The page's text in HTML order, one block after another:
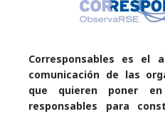
Corresponsables es el
comunicación de las
que quieren poner
responsables para